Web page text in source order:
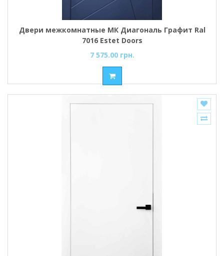
Двери межкомнатные МК Диагональ Графит Ral
7016 Estet Doors
7 575.00 грн.